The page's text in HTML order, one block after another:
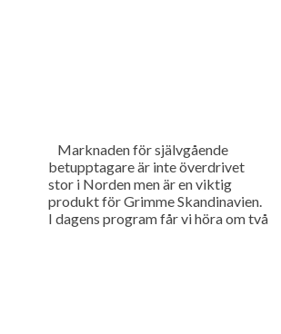
Marknaden för självgående
betupptagare är inte överdrivet
stor i Norden men är en viktig
produkt för Grimme Skandinavien.
I dagens program får vi höra om två